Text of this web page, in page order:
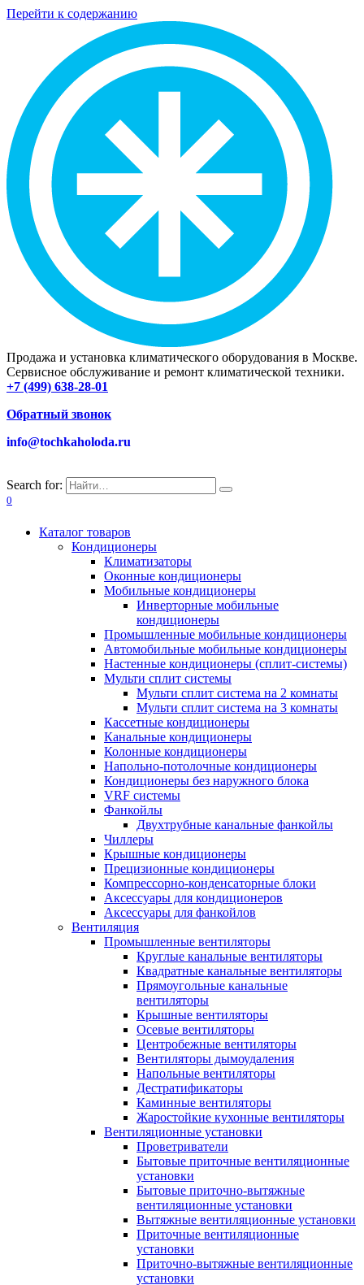
Перейти к содержанию
Продажа и установка климатического оборудования в Москве.
Сервисное обслуживание и ремонт климатической техники.
+7 (499) 638-28-01
Обратный звонок
info@tochkaholoda.ru
Search for:
0
Каталог товаров
Кондиционеры
Климатизаторы
Оконные кондиционеры
Мобильные кондиционеры
Инверторные мобильные
кондиционеры
Промышленные мобильные кондиционеры
Автомобильные мобильные кондиционеры
Настенные кондиционеры (сплит-системы)
Мульти сплит системы
Мульти сплит система на 2 комнаты
Мульти сплит система на 3 комнаты
Кассетные кондиционеры
Канальные кондиционеры
Колонные кондиционеры
Напольно-потолочные кондиционеры
Кондиционеры без наружного блока
VRF системы
Фанкойлы
Двухтрубные канальные фанкойлы
Чиллеры
Крышные кондиционеры
Прецизионные кондиционеры
Компрессорно-конденсаторные блоки
Аксессуары для кондиционеров
Аксессуары для фанкойлов
Вентиляция
Промышленные вентиляторы
Круглые канальные вентиляторы
Квадратные канальные вентиляторы
Прямоугольные канальные
вентиляторы
Крышные вентиляторы
Осевые вентиляторы
Центробежные вентиляторы
Вентиляторы дымоудаления
Напольные вентиляторы
Дестратификаторы
Каминные вентиляторы
Жаростойкие кухонные вентиляторы
Вентиляционные установки
Проветриватели
Бытовые приточные вентиляционные
установки
Бытовые приточно-вытяжные
вентиляционные установки
Вытяжные вентиляционные установки
Приточные вентиляционные
установки
Приточно-вытяжные вентиляционные
установки